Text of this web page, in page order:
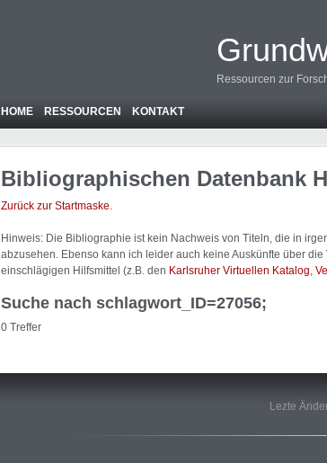
Ressourcen zur
HOME RESSOURCEN KONTAKT
Bibliographischen Datenbank
Zurück zur Startmaske.
Hinweis: Die Bibliographie ist kein Nachweis von Titeln, die in
abzusehen. Ebenso kann ich leider auch keine Auskünfte über
einschlägigen Hilfsmittel (z.B. den Karlsruher Virtuellen Katalog
Suche nach schlagwort_ID=27056;
0 Treffer
Lezte